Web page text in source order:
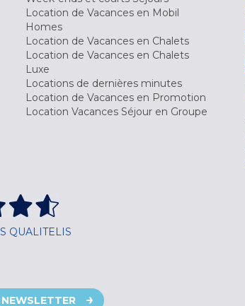
Location de Vacances en Mobil
Homes
Location de Vacances en Chalets
Location de Vacances en Chalets
Luxe
Locations de dernières minutes
Location de Vacances en Promotion
Location Vacances Séjour en Groupe
QUALITELIS